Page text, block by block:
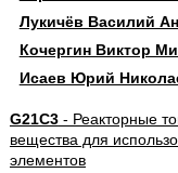
Лукичёв Василий
Кочергин Виктор
Исаев Юрий
G21C3- Реакторные
вещества для
элементов